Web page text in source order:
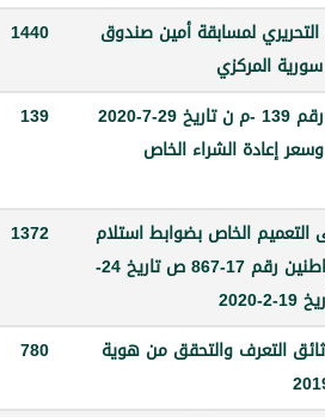
لمسابقة أمين صندوق
المركزي
1440
قرار مجلس النقد والتسليف رقم 139 -م ن تاريخ 29-7-2020
إعادة الشراء الخاص
139
تأكيد على التعميم الخاص بضوابط استلام
وتسليم الأموال للأخوة المواطنين رقم 17-867 ص تاريخ 24-
1372
بخصوص وثائق التعرف والتحقق من هوية
780